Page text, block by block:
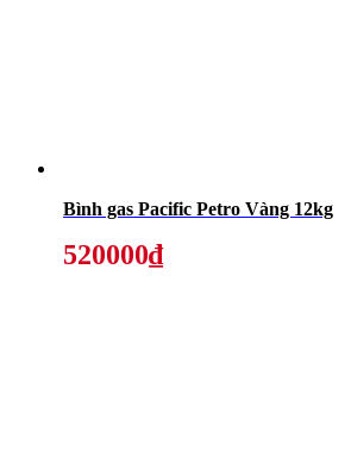
Bình gas Pacific Petro Vàng 12kg
520000₫